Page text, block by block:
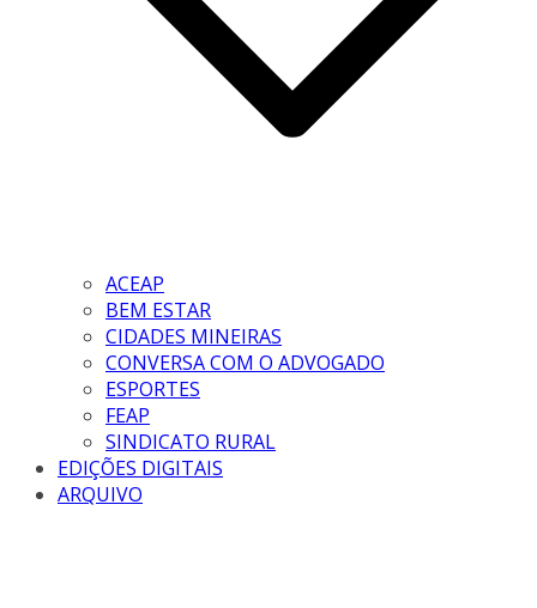
ACEAP
BEM ESTAR
CIDADES MINEIRAS
CONVERSA COM O ADVOGADO
ESPORTES
FEAP
SINDICATO RURAL
EDIÇÕES DIGITAIS
ARQUIVO